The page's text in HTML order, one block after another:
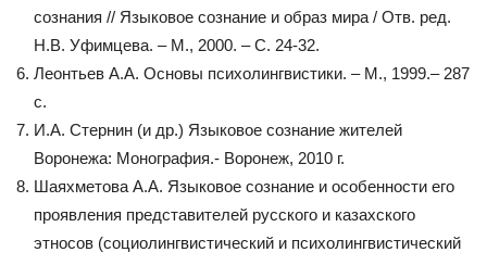
сознания // Языковое сознание и образ мира / Отв. ред.
Н.В. Уфимцева. – М., 2000. – С. 24-32.
Леонтьев А.А. Основы психолингвистики. – М., 1999.– 287
с.
И.А. Стернин (и др.) Языковое сознание жителей
Воронежа: Монография.- Воронеж, 2010 г.
Шаяхметова А.А. Языковое сознание и особенности его
проявления представителей русского и казахского
этносов (социолингвистический и психолингвистический